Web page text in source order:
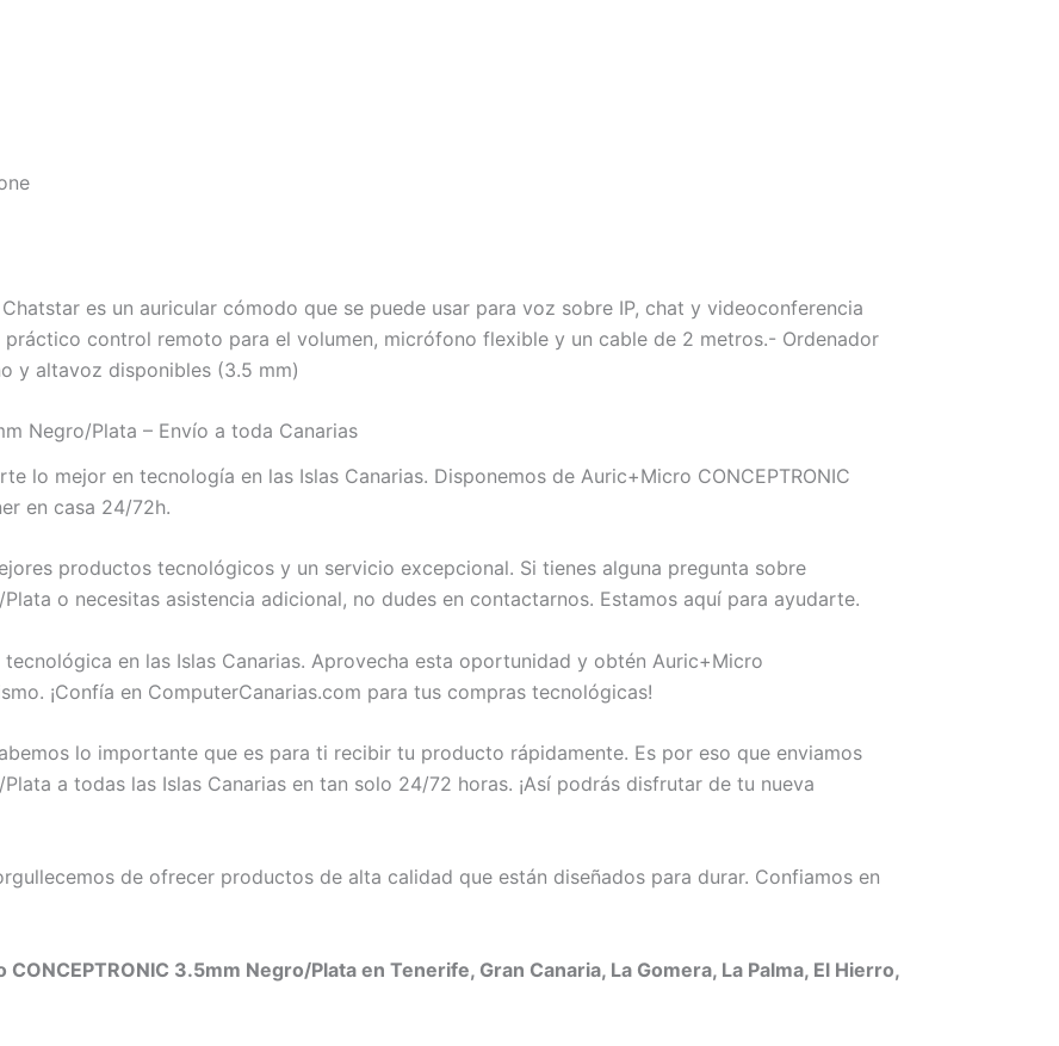
es un auricular cómodo que se puede usar para voz sobre IP, chat y videoconferencia
control remoto para el volumen, micrófono flexible y un cable de 2 metros.- Ordenador
y altavoz disponibles (3.5 mm)
Negro/Plata – Envío a toda Canarias
lo mejor en tecnología en las Islas Canarias. Disponemos de Auric+Micro CONCEPTRONIC
en casa 24/72h.
productos tecnológicos y un servicio excepcional. Si tienes alguna pregunta sobre
o necesitas asistencia adicional, no dudes en contactarnos. Estamos aquí para ayudarte.
en las Islas Canarias. Aprovecha esta oportunidad y obtén Auric+Micro
¡Confía en ComputerCanarias.com para tus compras tecnológicas!
lo importante que es para ti recibir tu producto rápidamente. Es por eso que enviamos
a todas las Islas Canarias en tan solo 24/72 horas. ¡Así podrás disfrutar de tu nueva
de ofrecer productos de alta calidad que están diseñados para durar. Confiamos en
3.5mm Negro/Plata en Tenerife, Gran Canaria, La Gomera, La Palma, El Hierro,